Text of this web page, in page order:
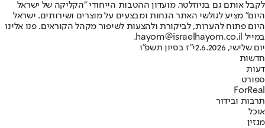
לקבל אותם גם בניוזלטר. מועדון ההטבות הייחודי "הקליקה של ישראל
היום" מציע לגולשי האתר הנחות ומבצעים על מוצרים ושירותים. ישראל
היום פתוח להערות, לביקורת ולהצעות לשיפור מקהל הקוראים. פנו אלינו
במייל hayom@israelhayom.co.il.
יום שלישי, 2.6.2026
י"ז בסיון תשפ"ו
חדשות
דעות
ספורט
ForReal
תרבות ובידור
אוכל
מגזין